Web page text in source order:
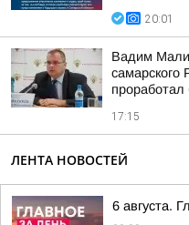
20:01
Вадим
самарского
17:15
ЛЕНТА НОВОСТЕЙ
6 августа.